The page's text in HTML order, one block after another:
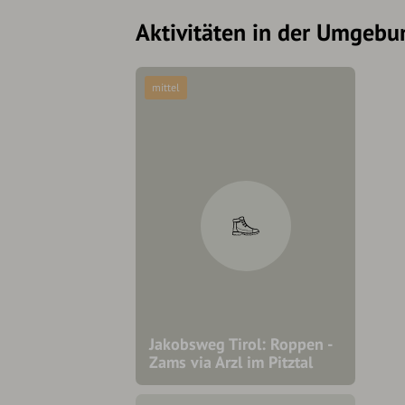
Aktivitäten in der
Jakobsweg Tirol: Roppen -
Zams via Arzl im Pitztal
mittel